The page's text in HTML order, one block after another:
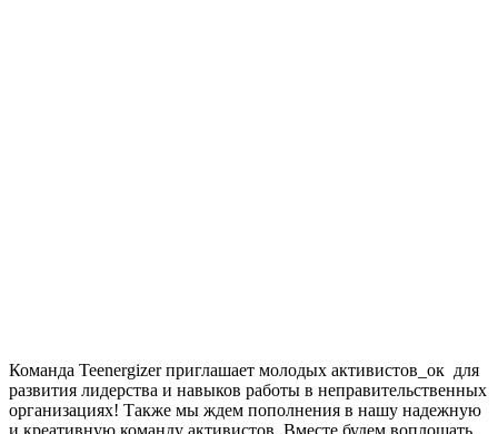
Команда Teenergizer приглашает молодых активистов_ок для
развития лидерства и навыков работы в неправительственных
организациях! Также мы ждем пополнения в нашу надежную
и креативную команду активистов. Вместе будем воплощать